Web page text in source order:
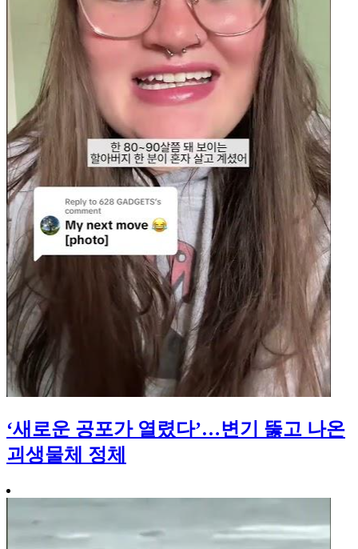
‘새로운 공포가 열렸다’…변기 뚫고 나온
괴생물체 정체